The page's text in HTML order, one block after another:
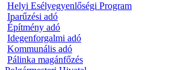
Helyi Esélyegyenlőségi Program
Iparűzési adó
Építmény adó
Idegenforgalmi adó
Kommunális adó
Pálinka magánfőzés